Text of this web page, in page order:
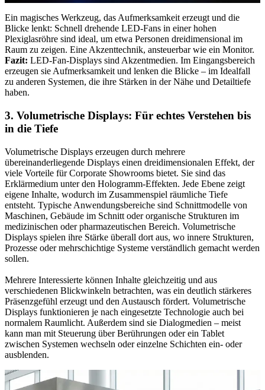
Ein magisches Werkzeug, das Aufmerksamkeit erzeugt und die
Blicke lenkt: Schnell drehende LED-Fans in einer hohen
Plexiglasröhre sind ideal, um etwa Personen dreidimensional im
Raum zu zeigen. Eine Akzenttechnik, ansteuerbar wie ein Monitor.
Fazit: LED-Fan-Displays sind Akzentmedien. Im Eingangsbereich
erzeugen sie Aufmerksamkeit und lenken die Blicke – im Idealfall
zu anderen Systemen, die ihre Stärken in der Nähe und Detailtiefe
haben.
3. Volumetrische Displays: Für echtes Verstehen bis
in die Tiefe
Volumetrische Displays erzeugen durch mehrere
übereinanderliegende Displays einen dreidimensionalen Effekt, der
viele Vorteile für Corporate Showrooms bietet. Sie sind das
Erklärmedium unter den Hologramm-Effekten. Jede Ebene zeigt
eigene Inhalte, wodurch im Zusammenspiel räumliche Tiefe
entsteht. Typische Anwendungsbereiche sind Schnittmodelle von
Maschinen, Gebäude im Schnitt oder organische Strukturen im
medizinischen oder pharmazeutischen Bereich. Volumetrische
Displays spielen ihre Stärke überall dort aus, wo innere Strukturen,
Prozesse oder mehrschichtige Systeme verständlich gemacht werden
sollen.
Mehrere Interessierte können Inhalte gleichzeitig und aus
verschiedenen Blickwinkeln betrachten, was ein deutlich stärkeres
Präsenzgefühl erzeugt und den Austausch fördert. Volumetrische
Displays funktionieren je nach eingesetzte Technologie auch bei
normalem Raumlicht. Außerdem sind sie Dialogmedien – meist
kann man mit Steuerung über Berührungen oder ein Tablet
zwischen Systemen wechseln oder einzelne Schichten ein- oder
ausblenden.